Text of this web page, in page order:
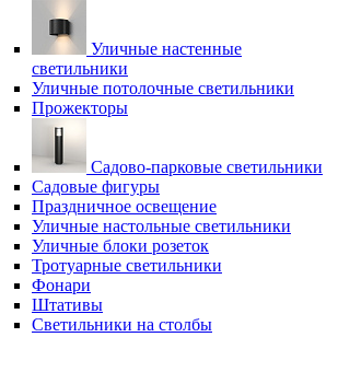
Уличные настенные
светильники
Уличные потолочные светильники
Прожекторы
Садово-парковые светильники
Садовые фигуры
Праздничное освещение
Уличные настольные светильники
Уличные блоки розеток
Тротуарные светильники
Фонари
Штативы
Светильники на столбы